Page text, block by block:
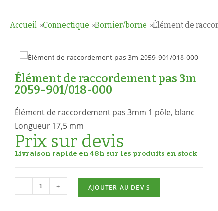
Accueil Connectique Bornier/borne Élément de
Élément de raccordement pas 3m
2059-901/018-000
Élément de raccordement pas 3mm 1 pôle, blanc
Longueur 17,5 mm
Prix sur devis
Livraison rapide en 48h sur les produits en stock
- + AJOUTER AU DEVIS